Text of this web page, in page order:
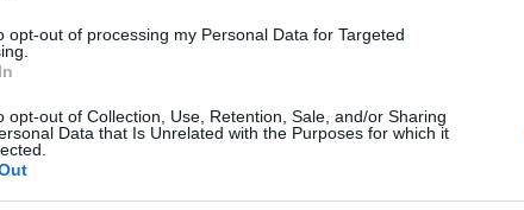
opt-out of processing my Personal Data for Targeted
opt-out of Collection, Use, Retention, Sale, and/or Sharing
Data that Is Unrelated with the Purposes for which it
Krusevac, ΝόβιΣαντ) και της Κύπρου
έναν σταθερό βαλκανικό και
μετέωρες λόγω θεσμικών εκκρεμοτήτων:
πόλεις της Κίνας, ή την Αγία Πετρούπολη δεν